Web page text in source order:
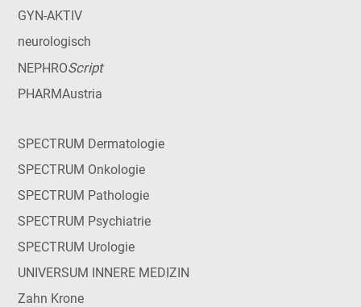
GYN-AKTIV
neurologisch
NEPHROScript
PHARMAustria
SPECTRUM Dermatologie
SPECTRUM Onkologie
SPECTRUM Pathologie
SPECTRUM Psychiatrie
SPECTRUM Urologie
UNIVERSUM INNERE MEDIZIN
Zahn Krone